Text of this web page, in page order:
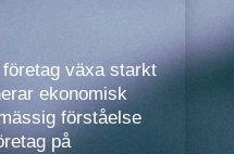
växa starkt
ekonomisk
förståelse
på